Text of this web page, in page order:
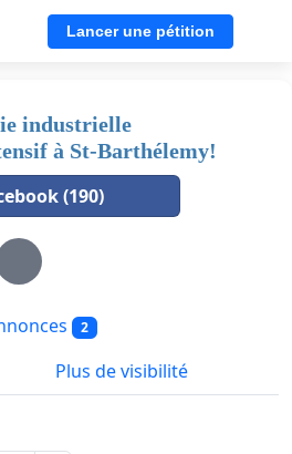
Lancer une pétition
industrielle
à St-Barthélemy!
(190)
2
Plus de visibilité